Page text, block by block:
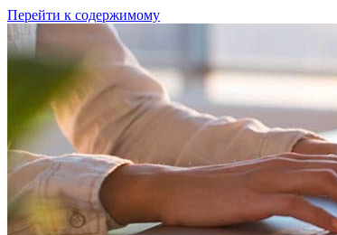
Перейти к содержимому